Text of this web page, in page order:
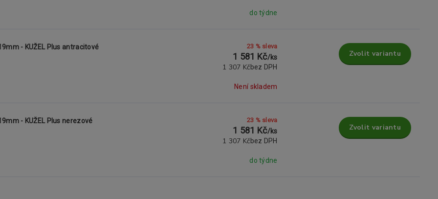
do týdne
- KUŽEL Plus antracitové 23 % sleva
1 581 Kč/ks
1 307 Kčbez DPH
Není skladem
Zvolit variantu
- KUŽEL Plus nerezové 23 % sleva
1 581 Kč/ks
1 307 Kčbez DPH
do týdne
Zvolit variantu